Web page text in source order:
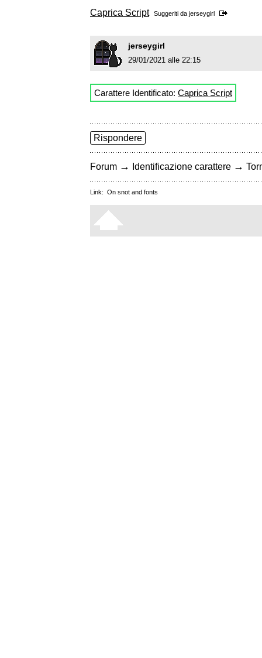
Caprica Script Suggeriti da jerseygirl
jerseygirl
29/01/2021 alle 22:15
Carattere Identificato: Caprica Script
Rispondere
Forum → Identificazione carattere →
Link: On snot and fonts